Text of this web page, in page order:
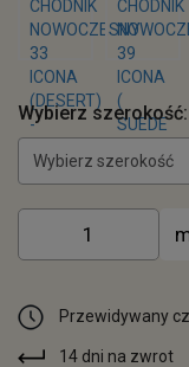
Wybierz szerokość:
Wybierz szerokość
Przewidywany
14 dni na zwrot